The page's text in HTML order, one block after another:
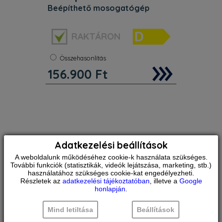
beépíthető mosogatógép
Energiaosztály:
D
Melegvízre köthető: Nem
Teríték:
Beépíthetőség: Teljesen integrálható
Súly: 36 kg
Szélesség: 60 cm
Whirlpool integrált mosogatógép
amely r
RAKTÁRON
Összehasonlítás
156.900 Ft
Adatkezelési beállítások
A weboldalunk működéséhez cookie-k használata szükséges.
További funkciók (statisztikák, videók lejátszása, marketing, stb.)
használatához szükséges cookie-kat engedélyezheti.
Részletek az adatkezelési tájékoztatóban, illetve a Google
honlapján.
Mind letiltása Beállítások